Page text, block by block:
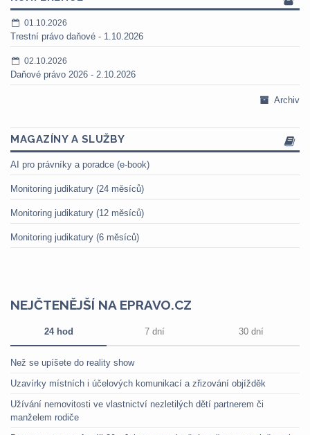
01.10.2026
Trestní právo daňové - 1.10.2026
02.10.2026
Daňové právo 2026 - 2.10.2026
Archiv
MAGAZÍNY A SLUŽBY
AI pro právníky a poradce (e-book)
Monitoring judikatury (24 měsíců)
Monitoring judikatury (12 měsíců)
Monitoring judikatury (6 měsíců)
NEJČTENĚJŠÍ NA EPRAVO.CZ
24 hod 7 dní 30 dní
Než se upíšete do reality show
Uzavírky místních i účelových komunikací a zřizování objížděk
Užívání nemovitosti ve vlastnictví nezletilých dětí partnerem či
manželem rodiče